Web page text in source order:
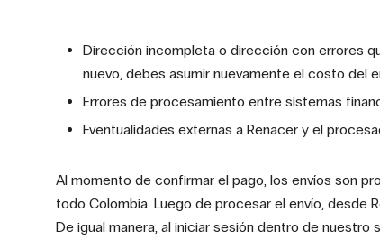
Dirección incompleta o dirección con errores
nuevo, debes asumir nuevamente el costo del
Errores de procesamiento entre sistemas
Eventualidades externas a Renacer y el
Al momento de confirmar el pago, los envíos son
todo Colombia. Luego de procesar el envío, desde
De igual manera, al iniciar sesión dentro de